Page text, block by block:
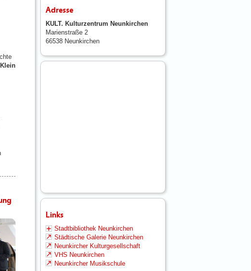
Adresse
KULT. Kulturzentrum Neunkirchen
Marienstraße 2
66538 Neunkirchen
Links
Stadtbibliothek Neunkirchen
Städtische Galerie Neunkirchen
Neunkircher Kulturgesellschaft
VHS Neunkirchen
Neunkircher Musikschule